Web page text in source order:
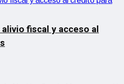
fiscal y acceso al